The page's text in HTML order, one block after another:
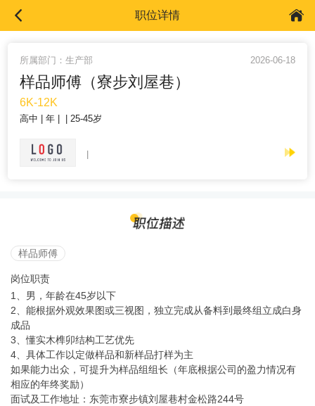
职位详情
所属部门：生产部 2026-06-18
样品师傅（寮步刘屋巷）
6K-12K
高中 年 25-45岁
样品师傅
岗位职责
1、男，年龄在45岁以下
2、能根据外观效果图或三视图，独立完成从备料到最终组立成白身
成品
3、懂实木榫卯结构工艺优先
4、具体工作以定做样品和新样品打样为主
如果能力出众，可提升为样品组组长（年底根据公司的盈力情况有
相应的年终奖励）
面试及工作地址：东莞市寮步镇刘屋巷村金松路244号